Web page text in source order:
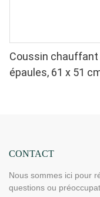
Coussin chauffant
épaules, 61 x 51
CONTACT
Nous sommes ici pour
questions ou